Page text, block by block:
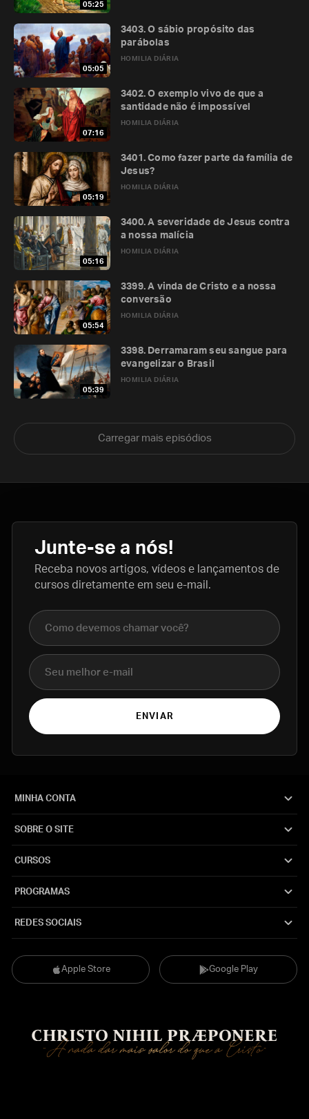
05:25
05:05
HOMILIA DIÁRIA
3403. O sábio propósito das
parábolas
07:16
HOMILIA DIÁRIA
3402. O exemplo vivo de que a
santidade não é impossível
05:19
HOMILIA DIÁRIA
3401. Como fazer parte da família de
Jesus?
05:16
HOMILIA DIÁRIA
3400. A severidade de Jesus contra
a nossa malícia
05:54
HOMILIA DIÁRIA
3399. A vinda de Cristo e a nossa
conversão
05:39
HOMILIA DIÁRIA
3398. Derramaram seu sangue para
evangelizar o Brasil
Carregar mais episódios
Junte-se a nós!
Receba novos artigos, vídeos e lançamentos de
cursos diretamente em seu e-mail.
Nome completo
E-mail
ENVIAR
Apple Store Google Play
MINHA CONTA
SOBRE O SITE
CURSOS
PROGRAMAS
REDES SOCIAIS